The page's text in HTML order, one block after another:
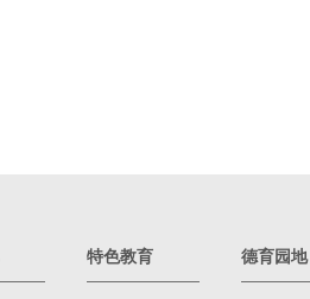
特色教育 德育园地